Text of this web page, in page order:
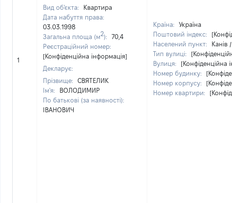
1
Вид об'єкта:
Квартира
Дата набуття права:
03.03.1998
Загальна площа (м2):
70,4
Реєстраційний номер:
[Конфіденційна інформація]
Декларує:
Прізвище:
СВЯТЕЛИК
Ім'я:
ВОЛОДИМИР
По батькові (за наявності):
ІВАНОВИЧ
Країна:
Україна
Поштовий індекс:
Населений пункт:
Канів
Тип вулиці:
Вулиця:
[Конфіденційна
Номер будинку:
Номер корпусу:
Номер квартири: